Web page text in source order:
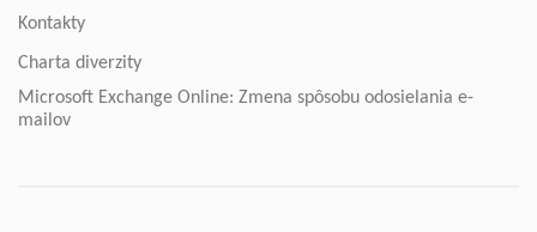
Kontakty
Charta diverzity
Microsoft Exchange Online: Zmena spôsobu odosielania e-
mailov